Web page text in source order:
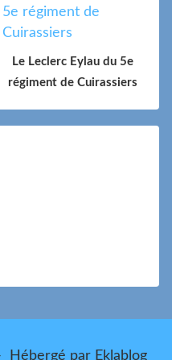
Le Leclerc Eylau du 5e
régiment de Cuirassiers
Hébergé par Eklablog